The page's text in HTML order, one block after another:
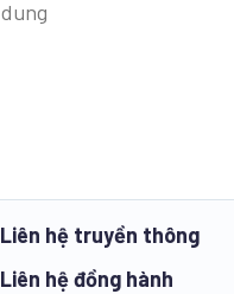
Liên hệ truyền thông
Liên hệ đồng hành